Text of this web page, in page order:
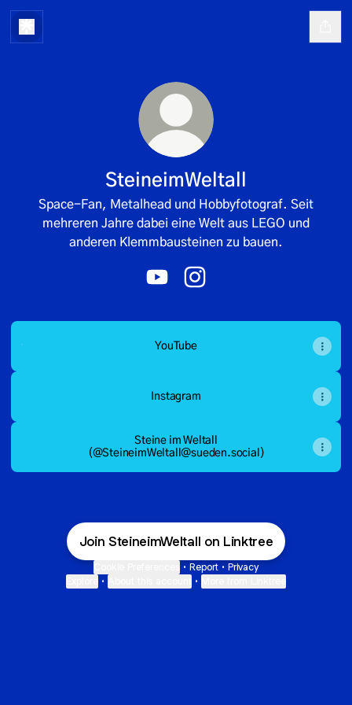
SteineimWeltall
Space-Fan, Metalhead und Hobbyfotograf. Seit
mehreren Jahre dabei eine Welt aus LEGO und
anderen Klemmbausteinen zu bauen.
YouTube
YouTube
Instagram
Steine im Weltall
(@SteineimWeltall@sueden.social)
Join SteineimWeltall on Linktree
• Report • Privacy
• •